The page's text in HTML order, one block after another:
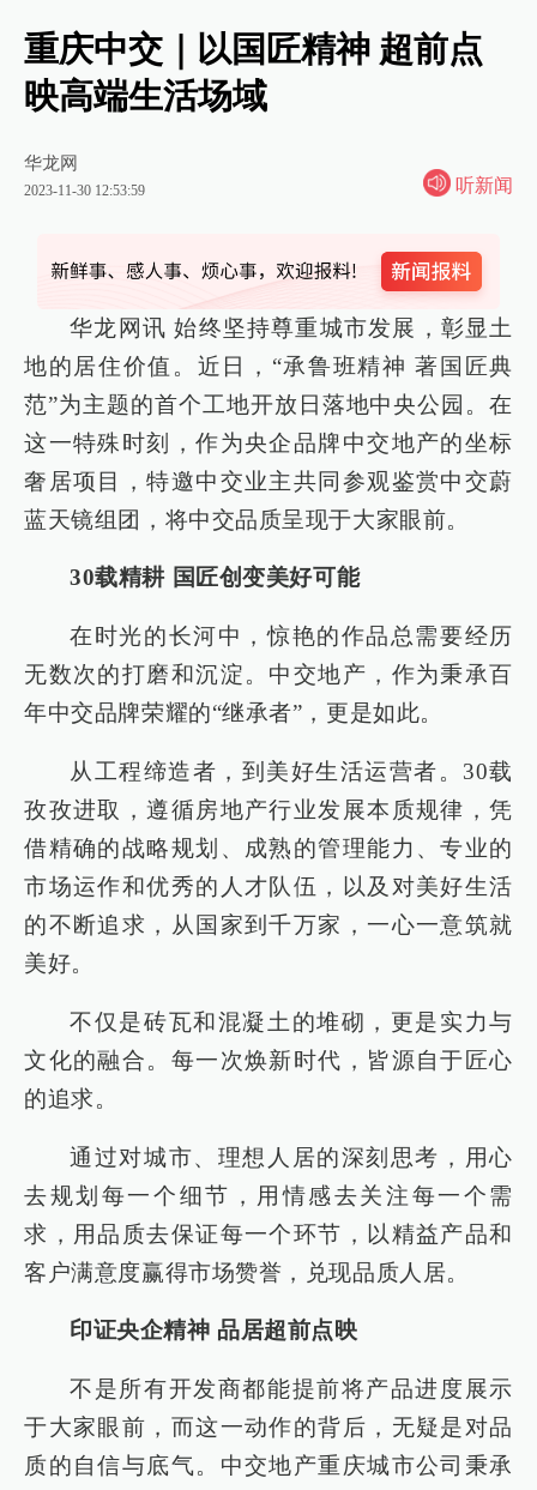
重庆中交｜以国匠精神 超前点
映高端生活场域
华龙网
2023-11-30 12:53:59 听新闻
华龙网讯 始终坚持尊重城市发展，彰显土
地的居住价值。近日，“承鲁班精神 著国匠典
范”为主题的首个工地开放日落地中央公园。在
这一特殊时刻，作为央企品牌中交地产的坐标
奢居项目，特邀中交业主共同参观鉴赏中交蔚
蓝天镜组团，将中交品质呈现于大家眼前。
30载精耕 国匠创变美好可能
在时光的长河中，惊艳的作品总需要经历
无数次的打磨和沉淀。中交地产，作为秉承百
年中交品牌荣耀的“继承者”，更是如此。
从工程缔造者，到美好生活运营者。30载
孜孜进取，遵循房地产行业发展本质规律，凭
借精确的战略规划、成熟的管理能力、专业的
市场运作和优秀的人才队伍，以及对美好生活
的不断追求，从国家到千万家，一心一意筑就
美好。
不仅是砖瓦和混凝土的堆砌，更是实力与
文化的融合。每一次焕新时代，皆源自于匠心
的追求。
通过对城市、理想人居的深刻思考，用心
去规划每一个细节，用情感去关注每一个需
求，用品质去保证每一个环节，以精益产品和
客户满意度赢得市场赞誉，兑现品质人居。
印证央企精神 品居超前点映
不是所有开发商都能提前将产品进度展示
于大家眼前，而这一动作的背后，无疑是对品
质的自信与底气。中交地产重庆城市公司秉承